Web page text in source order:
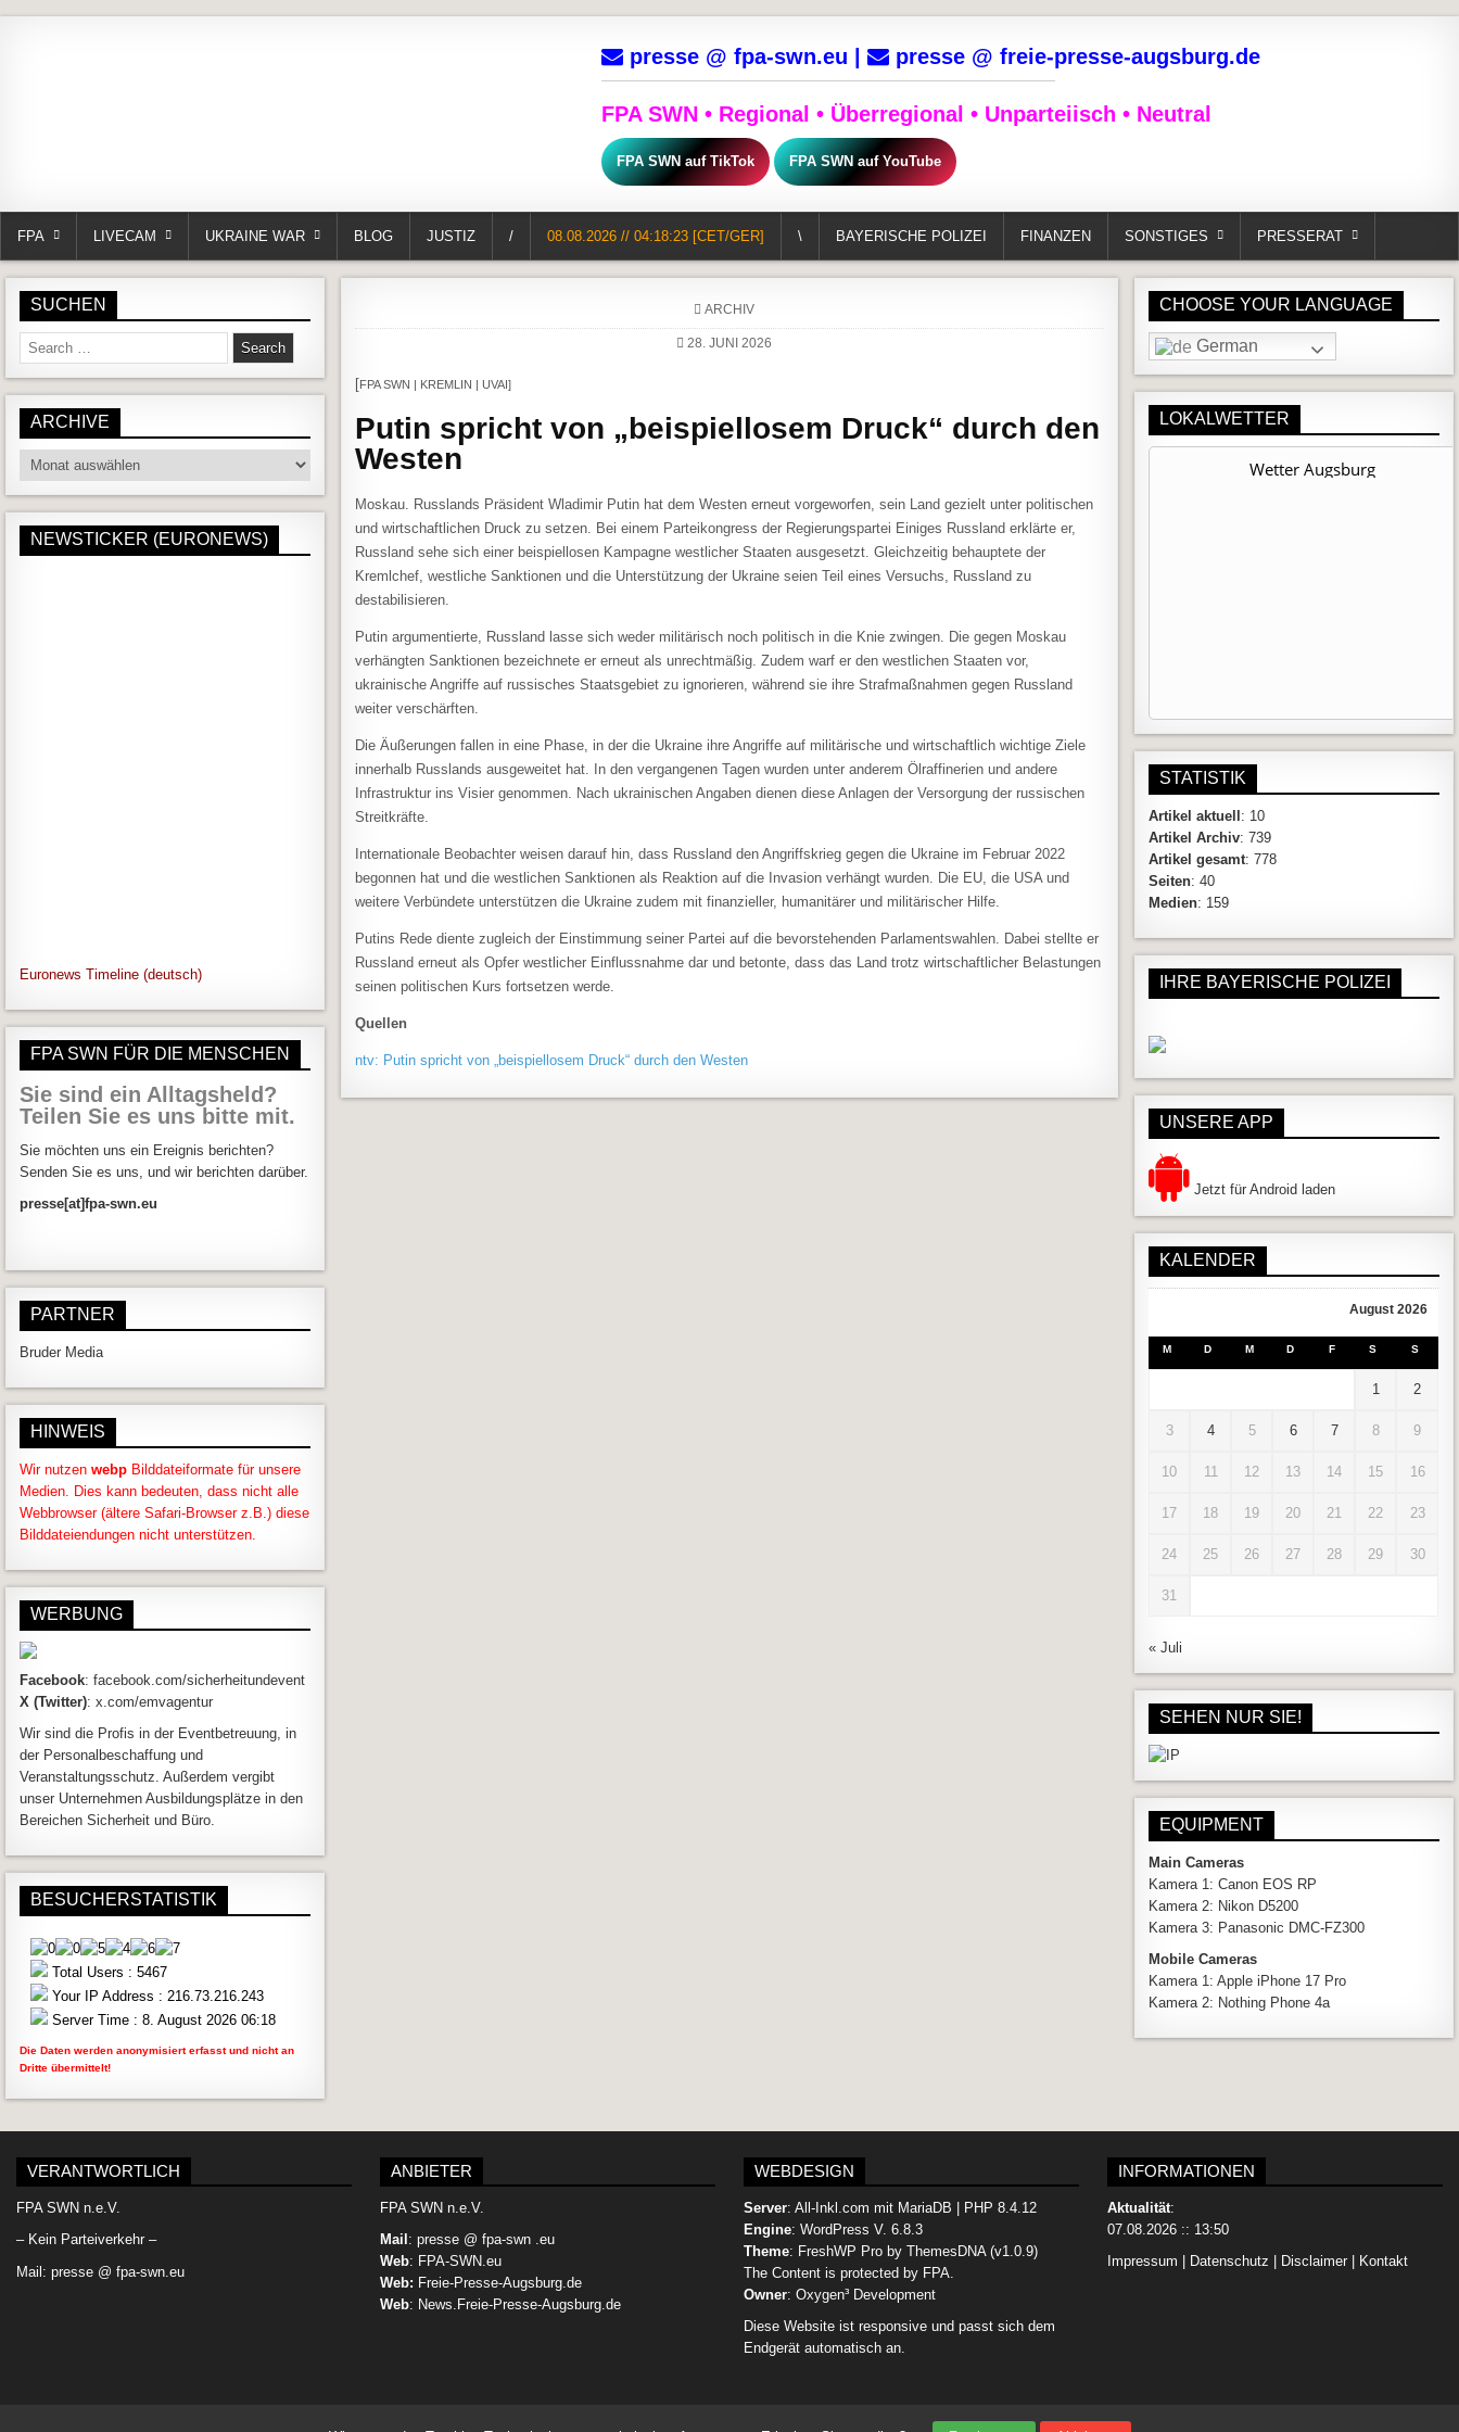
presse @ fpa-swn.eu | presse @ freie-presse-augsburg.de
FPA SWN • Regional • Überregional • Unparteiisch • Neutral
FPA SWN auf TikTok FPA SWN auf YouTube
FPA LIVECAM UKRAINE WAR BLOG JUSTIZ / 08.08.2026 // 04:18:24 [CET/GER] \ BAYERISCHE POLIZEI FINANZEN SONSTIGES PRESSERAT
POSTED IN
ARCHIV
28. JUNI 2026
[FPA SWN | KREMLIN | UVAI]
Putin spricht von „beispiellosem Druck“ durch den
Westen
Moskau. Russlands Präsident Wladimir Putin hat dem Westen erneut vorgeworfen, sein Land gezielt unter politischen
und wirtschaftlichen Druck zu setzen. Bei einem Parteikongress der Regierungspartei Einiges Russland erklärte er,
Russland sehe sich einer beispiellosen Kampagne westlicher Staaten ausgesetzt. Gleichzeitig behauptete der
Kremlchef, westliche Sanktionen und die Unterstützung der Ukraine seien Teil eines Versuchs, Russland zu
destabilisieren.
Putin argumentierte, Russland lasse sich weder militärisch noch politisch in die Knie zwingen. Die gegen Moskau
verhängten Sanktionen bezeichnete er erneut als unrechtmäßig. Zudem warf er den westlichen Staaten vor,
ukrainische Angriffe auf russisches Staatsgebiet zu ignorieren, während sie ihre Strafmaßnahmen gegen Russland
weiter verschärften.
Die Äußerungen fallen in eine Phase, in der die Ukraine ihre Angriffe auf militärische und wirtschaftlich wichtige Ziele
innerhalb Russlands ausgeweitet hat. In den vergangenen Tagen wurden unter anderem Ölraffinerien und andere
Infrastruktur ins Visier genommen. Nach ukrainischen Angaben dienen diese Anlagen der Versorgung der russischen
Streitkräfte.
Internationale Beobachter weisen darauf hin, dass Russland den Angriffskrieg gegen die Ukraine im Februar 2022
begonnen hat und die westlichen Sanktionen als Reaktion auf die Invasion verhängt wurden. Die EU, die USA und
weitere Verbündete unterstützen die Ukraine zudem mit finanzieller, humanitärer und militärischer Hilfe.
Putins Rede diente zugleich der Einstimmung seiner Partei auf die bevorstehenden Parlamentswahlen. Dabei stellte er
Russland erneut als Opfer westlicher Einflussnahme dar und betonte, dass das Land trotz wirtschaftlicher Belastungen
seinen politischen Kurs fortsetzen werde.
Quellen
ntv: Putin spricht von „beispiellosem Druck“ durch den Westen
SUCHEN
Search for:
ARCHIVE
Archive
NEWSTICKER (EURONEWS)
Euronews Timeline (deutsch)
FPA SWN FÜR DIE MENSCHEN
Sie sind ein Alltagsheld?
Teilen Sie es uns bitte mit.
Sie möchten uns ein Ereignis berichten?
Senden Sie es uns, und wir berichten darüber.
presse[at]fpa-swn.eu
PARTNER
Bruder Media
HINWEIS
Wir nutzen webp Bilddateiformate für unsere
Medien. Dies kann bedeuten, dass nicht alle
Webbrowser (ältere Safari-Browser z.B.) diese
Bilddateiendungen nicht unterstützen.
WERBUNG
Facebook: facebook.com/sicherheitundevent
X (Twitter): x.com/emvagentur
Wir sind die Profis in der Eventbetreuung, in
der Personalbeschaffung und
Veranstaltungsschutz. Außerdem vergibt
unser Unternehmen Ausbildungsplätze in den
Bereichen Sicherheit und Büro.
BESUCHERSTATISTIK
Total Users : 5467
Your IP Address : 216.73.216.243
Server Time : 8. August 2026 06:18
Die Daten werden anonymisiert erfasst und nicht an
Dritte übermittelt!
CHOOSE YOUR LANGUAGE
German
LOKALWETTER
Wetter Augsburg
STATISTIK
Artikel aktuell : 10
Artikel Archiv: 739
Artikel gesamt: 778
Seiten: 40
Medien: 159
IHRE BAYERISCHE POLIZEI
UNSERE APP
Jetzt für Android laden
KALENDER
August 2026
M D M D F S S
1 2
3 4 5 6 7 8 9
10 11 12 13 14 15 16
17 18 19 20 21 22 23
24 25 26 27 28 29 30
31
« Juli
SEHEN NUR SIE!
EQUIPMENT
Main Cameras
Kamera 1: Canon EOS RP
Kamera 2: Nikon D5200
Kamera 3: Panasonic DMC-FZ300
Mobile Cameras
Kamera 1: Apple iPhone 17 Pro
Kamera 2: Nothing Phone 4a
VERANTWORTLICH
FPA SWN n.e.V.
– Kein Parteiverkehr –
Mail: presse @ fpa-swn.eu
ANBIETER
FPA SWN n.e.V.
Mail : presse @ fpa-swn .eu
Web: FPA-SWN.eu
Web: Freie-Presse-Augsburg.de
Web: News.Freie-Presse-Augsburg.de
WEBDESIGN
Server:All-Inkl.com mit MariaDB | PHP 8.4.12
Engine:WordPress V. 6.8.3
Theme: FreshWP Pro byThemesDNA(v1.0.9)
The Content is protected by FPA.
Owner:Oxygen³ Development
Diese Website ist responsive und passt sich dem
Endgerät automatisch an.
INFORMATIONEN
Aktualität:
07.08.2026 :: 13:50
Impressum
Datenschutz Disclaimer Kontakt